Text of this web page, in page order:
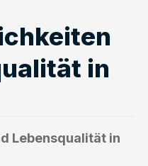
in
Lebensqualität in